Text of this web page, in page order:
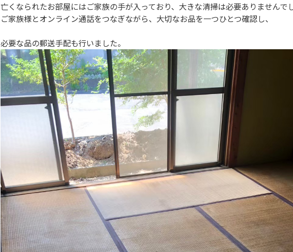
亡くなられたお部屋にはご家族の手が入っており、大きな清掃は必要ありませんで
ご家族様とオンライン通話をつなぎながら、大切なお品を一つひとつ確認し、
必要な品の郵送手配も行いました。